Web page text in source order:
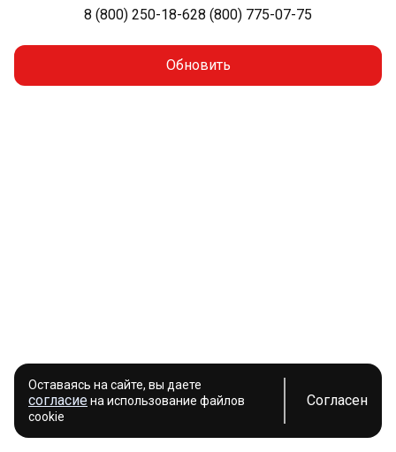
8 (800) 250-18-628 (800) 775-07-75
Обновить
Оставаясь на сайте, вы даете
согласиена использование файлов
cookie
Согласен